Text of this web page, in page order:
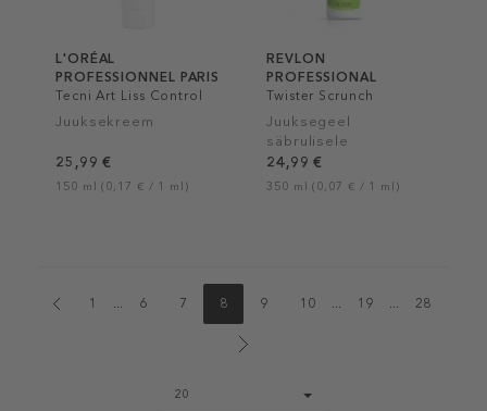
L'ORÉAL
PROFESSIONNEL PARIS
Tecni Art Liss Control
Juuksekreem
25,99 €
150 ml (0,17 € / 1 ml)
REVLON
PROFESSIONAL
Twister Scrunch
Juuksegeel
säbrulisele
juuksepahmele
24,99 €
350 ml (0,07 € / 1 ml)
1 ... 6 7 8 9 10 ... 19 ... 28
size
20